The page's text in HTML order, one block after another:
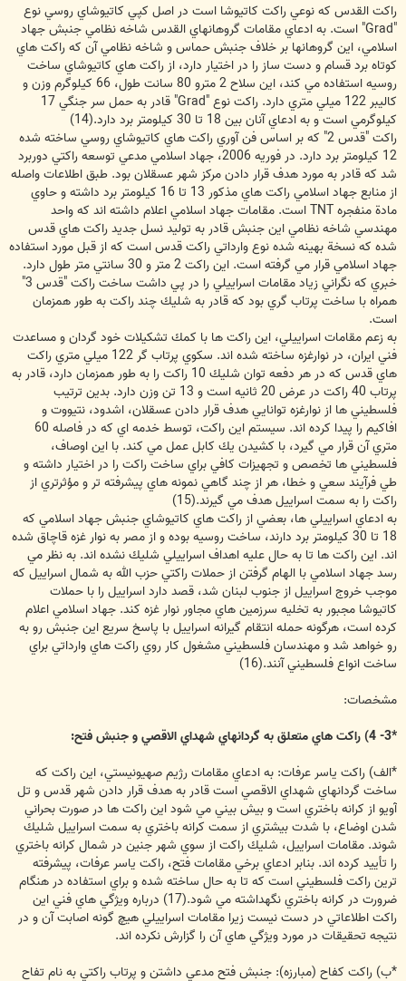
راكت القدس كه نوعي راكت كاتيوشا است در اصل كپي كاتيوشاي روسي نوع
"Grad" است. به ادعاي مقامات گروهانهاي القدس شاخه نظامي جنبش جهاد
اسلامي، اين گروهانها بر خلاف جنبش حماس و شاخه نظامي آن كه راكت هاي
كوتاه برد قسام و دست ساز را در اختيار دارد، از راكت هاي كاتيوشاي ساخت
روسيه استفاده مي كند، اين سلاح 2 مترو 80 سانت طول، 66 كيلوگرم وزن و
كاليبر 122 ميلي متري دارد. راكت نوع "Grad" قادر به حمل سر جنگي 17
كيلوگرمي است و به ادعاي آنان بين 18 تا 30 كيلومتر برد دارد.(14)
راكت "قدس 2" كه بر اساس فن آوري راكت هاي كاتيوشاي روسي ساخته شده
12 كيلومتر برد دارد. در فوريه 2006، جهاد اسلامي مدعي توسعه راكتي دوربرد
شد كه قادر به مورد هدف قرار دادن مركز شهر عسقلان بود. طبق اطلاعات واصله
از منابع جهاد اسلامي راكت هاي مذكور 13 تا 16 كيلومتر برد داشته و حاوي
مادة منفجره TNT است. مقامات جهاد اسلامي اعلام داشته اند كه واحد
مهندسي شاخه نظامي اين جنبش قادر به توليد نسل جديد راكت هاي قدس
شده كه نسخة بهينه شده نوع وارداتي راكت قدس است كه از قبل مورد استفاده
جهاد اسلامي قرار مي گرفته است. اين راكت 2 متر و 30 سانتي متر طول دارد.
خبري كه نگراني زياد مقامات اسراييلي را در پي داشت ساخت راكت "قدس 3"
همراه با ساخت پرتاب گري بود كه قادر به شليك چند راكت به طور همزمان
است.
به زعم مقامات اسراييلي، اين راكت ها با كمك تشكيلات خود گردان و مساعدت
فني ايران، در نوارغزه ساخته شده اند. سكوي پرتاب گر 122 ميلي متري راكت
هاي قدس كه در هر دفعه توان شليك 10 راكت را به طور همزمان دارد، قادر به
پرتاب 40 راكت در عرض 20 ثانيه است و 13 تن وزن دارد. بدين ترتيب
فلسطيني ها از نوارغزه توانايي هدف قرار دادن عسقلان، اشدود، نتيووت و
افاكيم را پيدا كرده اند. سيستم اين راكت، توسط خدمه اي كه در فاصله 60
متري آن قرار مي گيرد، با كشيدن يك كابل عمل مي كند. با اين اوصاف،
فلسطيني ها تخصص و تجهيزات كافي براي ساخت راكت را در اختيار داشته و
طي فرآيند سعي و خطا، هر از چند گاهي نمونه هاي پيشرفته تر و مؤثرتري از
راكت را به سمت اسراييل هدف مي گيرند.(15)
به ادعاي اسراييلي ها، بعضي از راكت هاي كاتيوشاي جنبش جهاد اسلامي كه
18 تا 30 كيلومتر برد دارند، ساخت روسيه بوده و از مصر به نوار غزه قاچاق شده
اند. اين راكت ها تا به حال عليه اهداف اسراييلي شليك نشده اند. به نظر مي
رسد جهاد اسلامي با الهام گرفتن از حملات راكتي حزب الله به شمال اسراييل كه
موجب خروج اسراييل از جنوب لبنان شد، قصد دارد اسراييل را با حملات
كاتيوشا مجبور به تخليه سرزمين هاي مجاور نوار غزه كند. جهاد اسلامي اعلام
كرده است، هرگونه حمله انتقام گيرانه اسراييل با پاسخ سريع اين جنبش رو به
رو خواهد شد و مهندسان فلسطيني مشغول كار روي راكت هاي وارداتي براي
ساخت انواع فلسطيني آنند.(16)
مشخصات:
*3- 4) راكت هاي متعلق به گردانهاي شهداي الاقصي و جنبش فتح:
*الف) راكت ياسر عرفات: به ادعاي مقامات رژيم صهيونيستي، اين راكت كه
ساخت گردانهاي شهداي الاقصي است قادر به هدف قرار دادن شهر قدس و تل
آويو از كرانه باختري است و بيش بيني مي شود اين راكت ها در صورت بحراني
شدن اوضاع، با شدت بيشتري از سمت كرانه باختري به سمت اسراييل شليك
شوند. مقامات اسراييل، شليك راكت از سوي شهر جنين در شمال كرانه باختري
را تأييد كرده اند. بنابر ادعاي برخي مقامات فتح، راكت ياسر عرفات، پيشرفته
ترين راكت فلسطيني است كه تا به حال ساخته شده و براي استفاده در هنگام
ضرورت در كرانه باختري نگهداشته مي شود.(17) درباره ويژگي هاي فني اين
راكت اطلاعاتي در دست نيست زيرا مقامات اسراييلي هيچ گونه اصابت آن و در
نتيجه تحقيقات در مورد ويژگي هاي آن را گزارش نكرده اند.
*ب) راكت كفاح (مبارزه): جنبش فتح مدعي داشتن و پرتاب راكتي به نام تفاح